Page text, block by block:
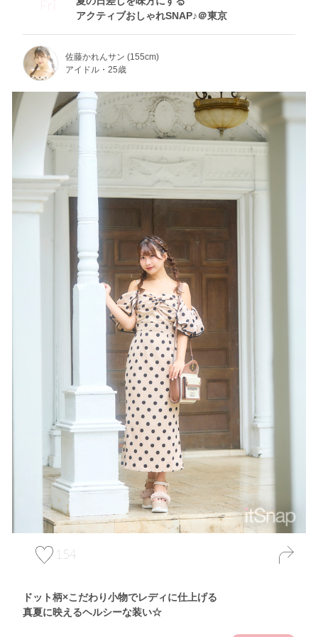
Fri
アクティブおしゃれSNAP♪＠東京
佐藤かれんサン (155cm)
アイドル・25歳
154
ドット柄×こだわり小物でレディに仕上げる
真夏に映えるヘルシーな装い☆